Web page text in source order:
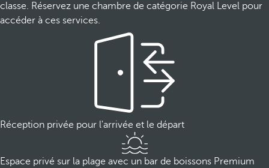
classe. Réservez une chambre de catégorie Royal Level pour
accéder à ces services.
Réception privée pour l'arrivée et le départ
Espace privé sur la plage avec un bar de boissons Premium